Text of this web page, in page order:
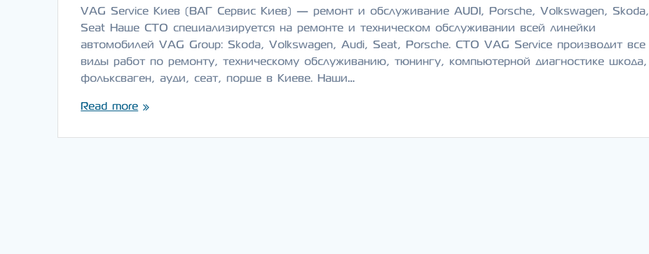
VAG Service Киев (ВАГ Сервис Киев) — ремонт и обслуживание AUDI, Porsche, Volkswagen, Skoda,
Seat Наше СТО специализируется на ремонте и техническом обслуживании всей линейки
автомобилей VAG Group: Skoda, Volkswagen, Audi, Seat, Porsche. СТО VAG Service производит все
виды работ по ремонту, техническому обслуживанию, тюнингу, компьютерной диагностике шкода,
фольксваген, ауди, сеат, порше в Киеве. Наши…
Read more